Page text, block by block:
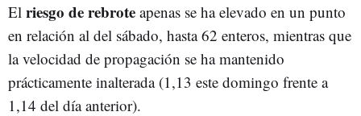
El riesgo de rebrote apenas se ha elevado en un punto
en relación al del sábado, hasta 62 enteros, mientras que
la velocidad de propagación se ha mantenido
prácticamente inalterada (1,13 este domingo frente a
1,14 del día anterior).